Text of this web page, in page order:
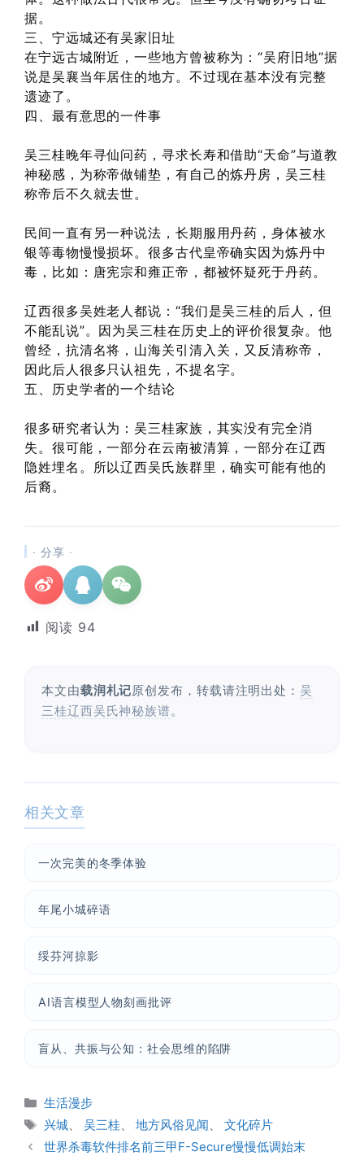
据。
三、宁远城还有吴家旧址
在宁远古城附近，一些地方曾被称为：“吴府旧地”据
说是吴襄当年居住的地方。不过现在基本没有完整
遗迹了。
四、最有意思的一件事
吴三桂晚年寻仙问药，寻求长寿和借助“天命”与道教
神秘感，为称帝做铺垫，有自己的炼丹房，吴三桂
称帝后不久就去世。
民间一直有另一种说法，长期服用丹药，身体被水
银等毒物慢慢损坏。很多古代皇帝确实因为炼丹中
毒，比如：唐宪宗和雍正帝，都被怀疑死于丹药。
辽西很多吴姓老人都说：“我们是吴三桂的后人，但
不能乱说”。因为吴三桂在历史上的评价很复杂。他
曾经，抗清名将，山海关引清入关，又反清称帝，
因此后人很多只认祖先，不提名字。
五、历史学者的一个结论
很多研究者认为：吴三桂家族，其实没有完全消
失。很可能，一部分在云南被清算，一部分在辽西
隐姓埋名。所以辽西吴氏族群里，确实可能有他的
后裔。
· 分享 ·
阅读 94
本文由载润札记原创发布，转载请注明出处： 吴
三桂辽西吴氏神秘族谱。
相关文章
一次完美的冬季体验
年尾小城碎语
绥芬河掠影
AI语言模型人物刻画批评
盲从、共振与公知：社会思维的陷阱
分
类
生活漫步
标
签
兴城、 吴三桂、 地方风俗见闻、 文化碎片
世界杀毒软件排名前三甲F-Secure慢慢低调始末